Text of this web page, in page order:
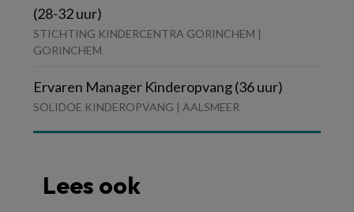
(28-32 uur)
STICHTING KINDERCENTRA GORINCHEM |
GORINCHEM
Ervaren Manager Kinderopvang (36 uur)
SOLIDOE KINDEROPVANG | AALSMEER
Lees ook